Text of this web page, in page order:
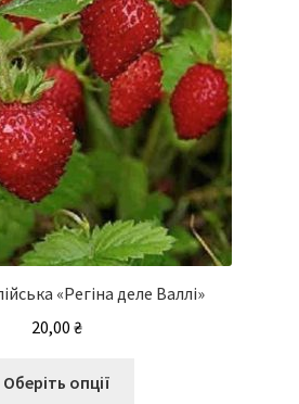
товару
«Регіна деле Валлі»
20,00 ₴
Оберіть опції